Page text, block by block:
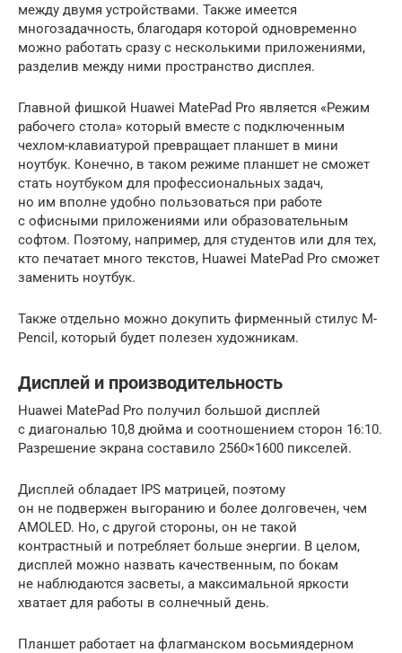
между двумя устройствами. Также имеется
многозадачность, благодаря которой одновременно
можно работать сразу с несколькими приложениями,
разделив между ними пространство дисплея.
Главной фишкой Huawei MatePad Pro является «Режим
рабочего стола» который вместе с подключенным
чехлом-клавиатурой превращает планшет в мини
ноутбук. Конечно, в таком режиме планшет не сможет
стать ноутбуком для профессиональных задач,
но им вполне удобно пользоваться при работе
с офисными приложениями или образовательным
софтом. Поэтому, например, для студентов или для тех,
кто печатает много текстов, Huawei MatePad Pro сможет
заменить ноутбук.
Также отдельно можно докупить фирменный стилус M-
Pencil, который будет полезен художникам.
Дисплей и производительность
Huawei MatePad Pro получил большой дисплей
с диагональю 10,8 дюйма и соотношением сторон 16:10.
Разрешение экрана составило 2560×1600 пикселей.
Дисплей обладает IPS матрицей, поэтому
он не подвержен выгоранию и более долговечен, чем
AMOLED. Но, с другой стороны, он не такой
контрастный и потребляет больше энергии. В целом,
дисплей можно назвать качественным, по бокам
не наблюдаются засветы, а максимальной яркости
хватает для работы в солнечный день.
Планшет работает на флагманском восьмиядерном